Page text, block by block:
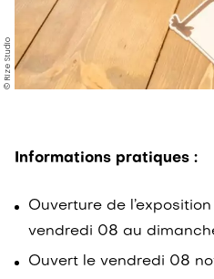
© Rize Studio
Informations pratiques :
Ouverture de
vendredi 08 au
Ouvert le vendredi 08